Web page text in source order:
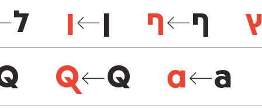
ץ ף←ף ן←ן ל
Q←Q a←a